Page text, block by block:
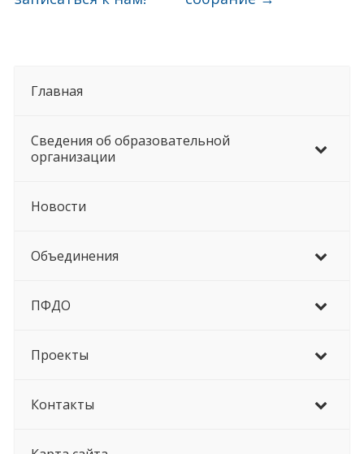
Главная
Сведения об образовательной
организации
Новости
Объединения
ПФДО
Проекты
Контакты